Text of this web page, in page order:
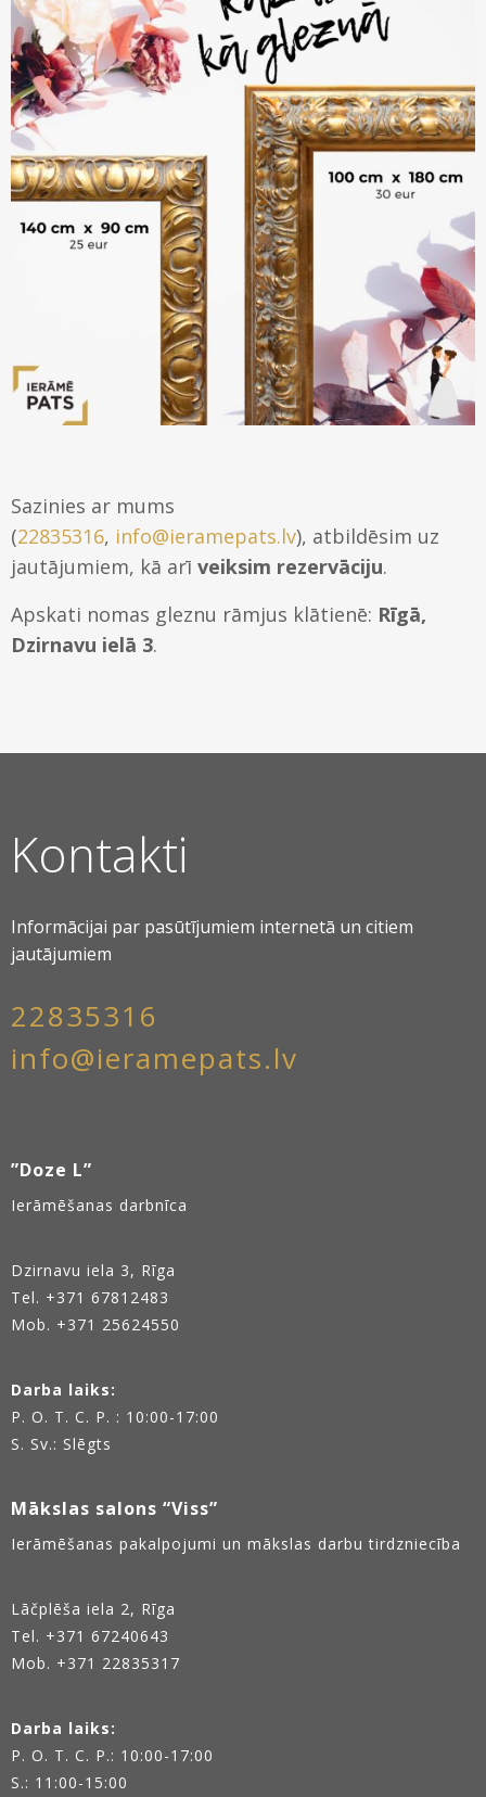
Sazinies ar mums
(22835316, info@ieramepats.lv), atbildēsim uz
jautājumiem, kā arī veiksim rezervāciju.
Apskati nomas gleznu rāmjus klātienē: Rīgā,
Dzirnavu ielā 3.
Kontakti
Informācijai par pasūtījumiem internetā un citiem
jautājumiem
22835316
info@ieramepats.lv
”Doze L”
Ierāmēšanas darbnīca
Dzirnavu iela 3, Rīga
Tel. +371 67812483
Mob. +371 25624550
Darba laiks:
P. O. T. C. P. : 10:00-17:00
S. Sv.: Slēgts
Mākslas salons “Viss”
Ierāmēšanas pakalpojumi un mākslas darbu tirdzniecība
Lāčplēša iela 2, Rīga
Tel. +371 67240643
Mob. +371 22835317
Darba laiks:
P. O. T. C. P.: 10:00-17:00
S.: 11:00-15:00